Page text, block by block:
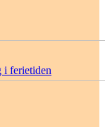
i ferietiden